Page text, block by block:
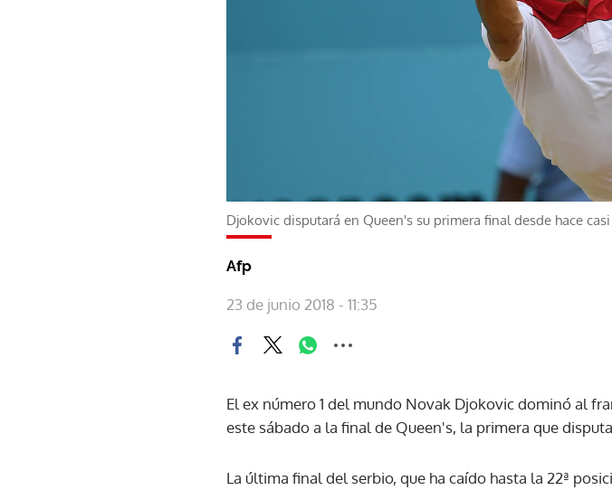
Djokovic disputará en Queen's su primera final desde hace
Afp
23 de junio 2018 - 11:35
El ex número 1 del mundo Novak Djokovic dominó al
este sábado a la final de Queen's, la primera que
La última final del serbio, que ha caído hasta la 22ª